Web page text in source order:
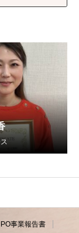
事業報告書